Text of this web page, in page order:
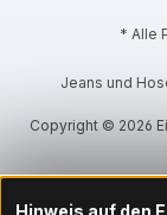
* Alle
Jeans und
Copyright © 2026
Hinweis auf den